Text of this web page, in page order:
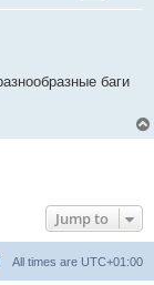
баги
Jump to
All times are UTC+01:00